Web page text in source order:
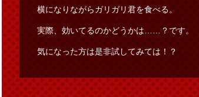
横になりながらガリガリ君を食べる。
実際、効いてるのかどうかは……？です。
気になった方は是非試してみては！？